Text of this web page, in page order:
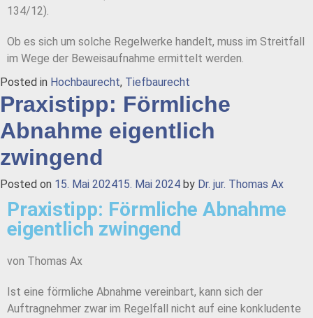
134/12).
Ob es sich um solche Regelwerke handelt, muss im Streitfall
im Wege der Beweisaufnahme ermittelt werden.
Posted in Hochbaurecht, Tiefbaurecht
Praxistipp: Förmliche
Abnahme eigentlich
zwingend
Posted on 15. Mai 202415. Mai 2024 by Dr. jur. Thomas Ax
Praxistipp: Förmliche Abnahme
eigentlich zwingend
von Thomas Ax
Ist eine förmliche Abnahme vereinbart, kann sich der
Auftragnehmer zwar im Regelfall nicht auf eine konkludente